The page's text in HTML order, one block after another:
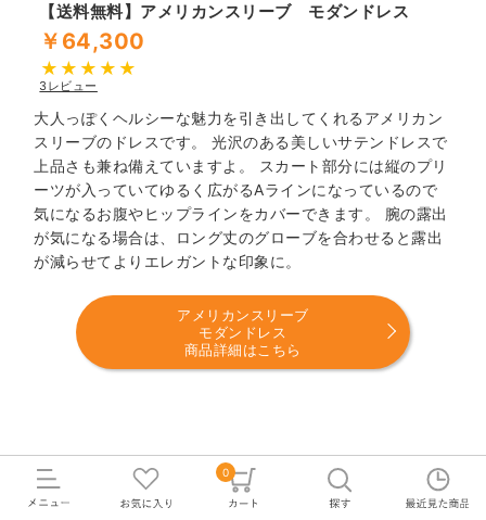
0
【送料無料】アメリカンスリーブ モダンドレス
￥64,300
3レビュー
大人っぽくヘルシーな魅力を引き出してくれるアメリカン
スリーブのドレスです。 光沢のある美しいサテンドレスで
上品さも兼ね備えていますよ。 スカート部分には縦のプリ
ーツが入っていてゆるく広がるAラインになっているので
気になるお腹やヒップラインをカバーできます。 腕の露出
が気になる場合は、ロング丈のグローブを合わせると露出
が減らせてよりエレガントな印象に。
アメリカンスリーブ
モダンドレス
商品詳細はこちら
ノースリーブ